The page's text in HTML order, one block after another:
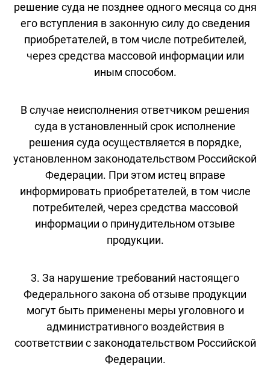
решение суда не позднее одного месяца со дня
его вступления в законную силу до сведения
приобретателей, в том числе потребителей,
через средства массовой информации или
иным способом.
В случае неисполнения ответчиком решения
суда в установленный срок исполнение
решения суда осуществляется в порядке,
установленном законодательством Российской
Федерации. При этом истец вправе
информировать приобретателей, в том числе
потребителей, через средства массовой
информации о принудительном отзыве
продукции.
3. За нарушение требований настоящего
Федерального закона об отзыве продукции
могут быть применены меры уголовного и
административного воздействия в
соответствии с законодательством Российской
Федерации.